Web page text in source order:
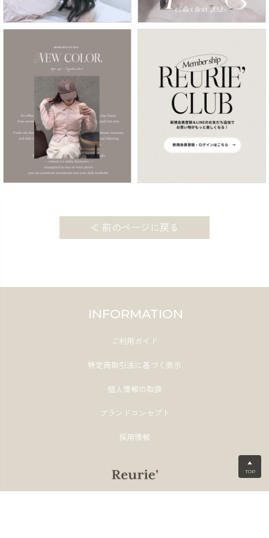
≪ 前のページに戻る
▲
TOP
INFORMATION
ご利用ガイド
特定商取引法に基づく表示
個人情報の取扱
ブランドコンセプト
採用情報